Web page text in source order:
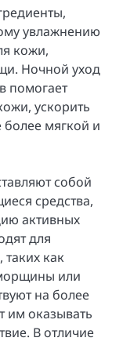
увлажнению
кожи,
Ночной уход
помогает
ускорить
более мягкой и
собой
средства,
активных
для
как
или
на более
им оказывать
В отличие